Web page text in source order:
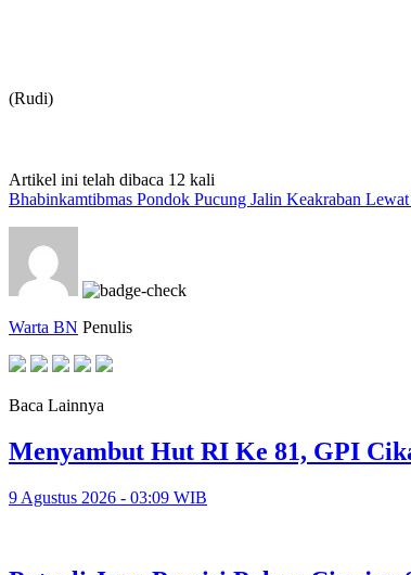
(Rudi)
Artikel ini telah dibaca 12 kali
Bhabinkamtibmas Pondok Pucung Jalin Keakraban
Warta BN Penulis
Baca Lainnya
Menyambut Hut RI Ke 81, GPI
9 Agustus 2026 - 03:09 WIB